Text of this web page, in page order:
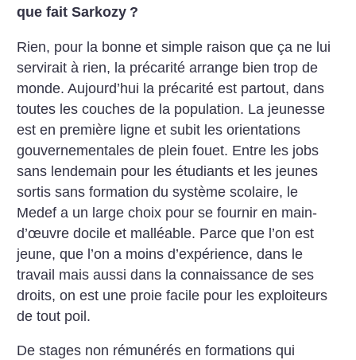
que fait Sarkozy ?
Rien, pour la bonne et simple raison que ça ne lui
servirait à rien, la précarité arrange bien trop de
monde. Aujourd’hui la précarité est partout, dans
toutes les couches de la population. La jeunesse
est en première ligne et subit les orientations
gouvernementales de plein fouet. Entre les jobs
sans lendemain pour les étudiants et les jeunes
sortis sans formation du système scolaire, le
Medef a un large choix pour se fournir en main-
d’œuvre docile et malléable. Parce que l’on est
jeune, que l’on a moins d’expérience, dans le
travail mais aussi dans la connaissance de ses
droits, on est une proie facile pour les exploiteurs
de tout poil.
De stages non rémunérés en formations qui